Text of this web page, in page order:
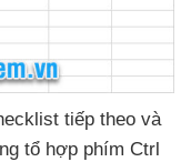
tiếp theo và
tổ hợp phím Ctrl